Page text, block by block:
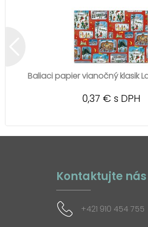
Baliaci papier vianočný klasik
0,37 € s DPH
Kontaktujte nás
+421 910 454 755